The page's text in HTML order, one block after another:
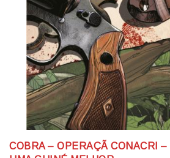
COBRA – OPERAÇÃ CONACRI